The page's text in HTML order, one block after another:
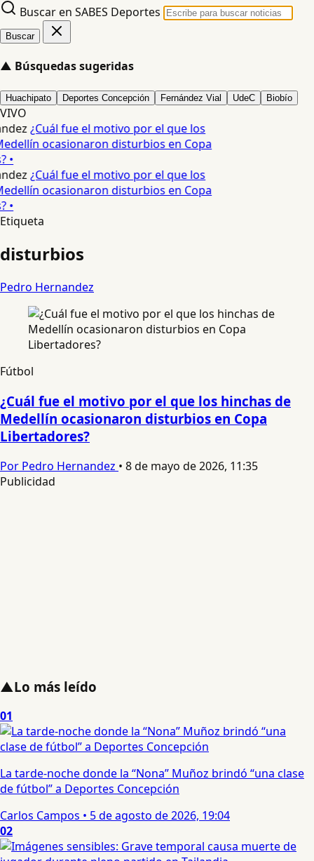
Buscar en SABES Deportes
Buscar
▲ Búsquedas sugeridas
Huachipato Deportes Concepción Fernández Vial UdeC Biobío
VIVO
¿Cuál fue el motivo por el que los
ocasionaron disturbios en Copa
•
¿Cuál fue el motivo por el que los
ocasionaron disturbios en Copa
•
Etiqueta
disturbios
Pedro Hernandez
Fútbol
¿Cuál fue el motivo por el que los hinchas de
Medellín ocasionaron disturbios en Copa
Libertadores?
Por Pedro Hernandez • 8 de mayo de 2026, 11:35
Publicidad
▲Lo más leído
01
La tarde-noche donde la “Nona” Muñoz brindó “una clase
de fútbol” a Deportes Concepción
Carlos Campos • 5 de agosto de 2026, 19:04
02